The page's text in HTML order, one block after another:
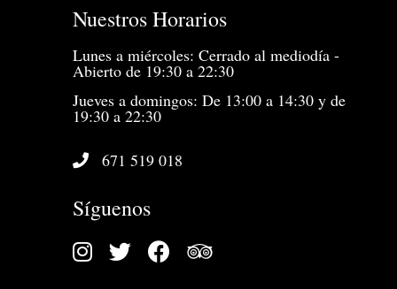
Nuestros Horarios
Lunes a miércoles: Cerrado al mediodía -
Abierto de 19:30 a 22:30
Jueves a domingos: De 13:00 a 14:30 y de
19:30 a 22:30
671 519 018
Síguenos